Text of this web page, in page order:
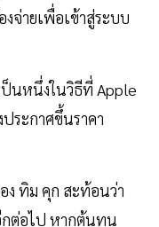
จ่ายเพื่อเข้าสู่ระบบ
ป็นหนึ่งในวิธีที่ Apple
ระกาศขึ้นราคา
ง ทิม คุก สะท้อนว่า
ต่อไป หากต้นทุน